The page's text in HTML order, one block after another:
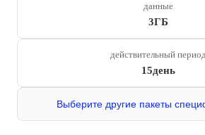
данные
3ГБ
действительный период
15день
Выберите другие пакеты